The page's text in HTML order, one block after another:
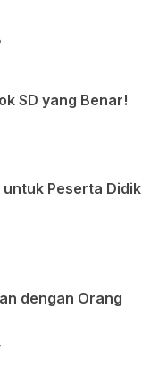
SD yang Benar!
untuk Peserta Didik
dengan Orang